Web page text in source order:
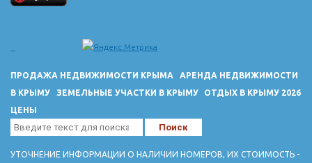
ПРОДАЖА НЕДВИЖИМОСТИ КРЫМА
АРЕНДА НЕДВИЖИМОСТИ
В КРЫМУ
ЗЕМЕЛЬНЫЕ УЧАСТКИ В КРЫМУ
ОТДЫХ В КРЫМУ 2026
ЦЕНЫ
УТОЧНЕНИЕ ИНФОРМАЦИИ О НАЛИЧИИ НОМЕРОВ, ИХ СТОИМОСТЬ -